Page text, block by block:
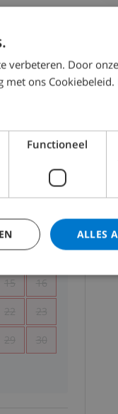
2
8
15 16
22 23
29 30
verbeteren. Door
met ons Cookiebeleid.
Functioneel
ALLES